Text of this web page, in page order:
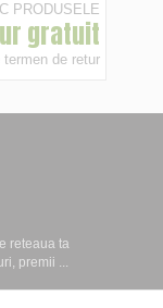
PRODUSELE
gratuit
termen de retur
reteaua ta
premii ...